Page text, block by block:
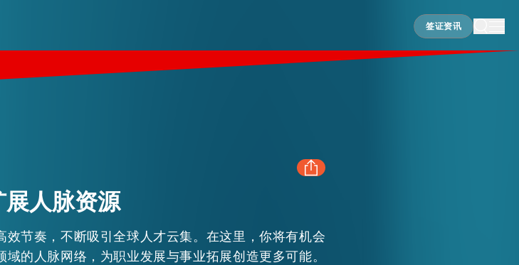
签证资讯
签证资讯
LINKEDIN
人脉资源
节奏，不断吸引全球人才云集。在这里，你将有机会
的人脉网络，为职业发展与事业拓展创造更多可能。